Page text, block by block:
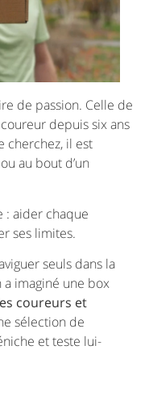
de passion. Celle de
depuis six ans
cherchez, il est
au bout d’un
: aider chaque
ses limites.
seuls dans la
imaginé une box
coureurs et
sélection de
et teste lui-